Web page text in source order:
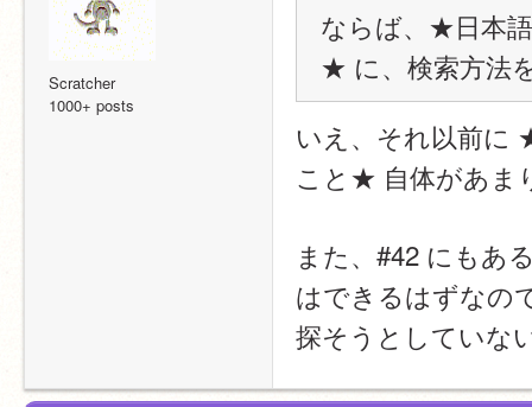
Scratcher
1000+ posts
ならば、★日本
★ に、検索方法
いえ、それ以前に
こと★ 自体があま
また、#42 にもあ
はできるはずなの
探そうとしていな